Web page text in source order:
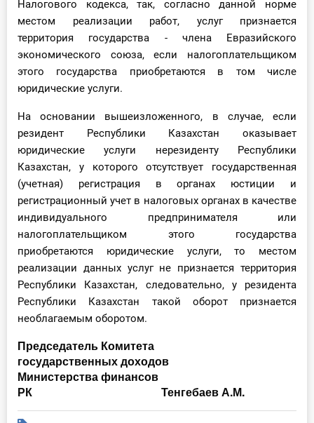
Налогового кодекса, так, согласно данной норме
местом реализации работ, услуг признается
территория государства - члена Евразийского
экономического союза, если налогоплательщиком
этого государства приобретаются в том числе
юридические услуги.
На основании вышеизложенного, в случае, если
резидент Республики Казахстан оказывает
юридические услуги нерезиденту Республики
Казахстан, у которого отсутствует государственная
(учетная) регистрация в органах юстиции и
регистрационный учет в налоговых органах в качестве
индивидуального предпринимателя или
налогоплательщиком этого государства
приобретаются юридические услуги, то местом
реализации данных услуг не признается территория
Республики Казахстан, следовательно, у резидента
Республики Казахстан такой оборот признается
необлагаемым оборотом.
Председатель Комитета
государственных доходов
Министерства финансов
РК Тенгебаев А.М.